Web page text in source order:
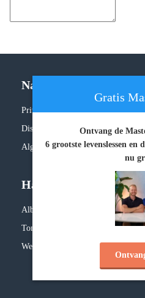
Navigatie
Privacy policy
Disclaimer
Algemene voorwaarden
Handige links
Albert Sonnevelt
Tonny Loorbach
Website door IMU
Gratis
Ontvang de
6 grootste levenslessen en
nu